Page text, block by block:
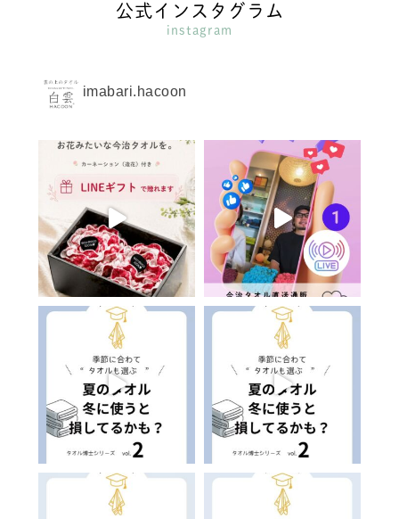
公式インスタグラム
instagram
imabari.hacoon